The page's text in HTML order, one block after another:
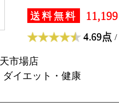
送料無料
4.69点 /
市場店
イエット・健康